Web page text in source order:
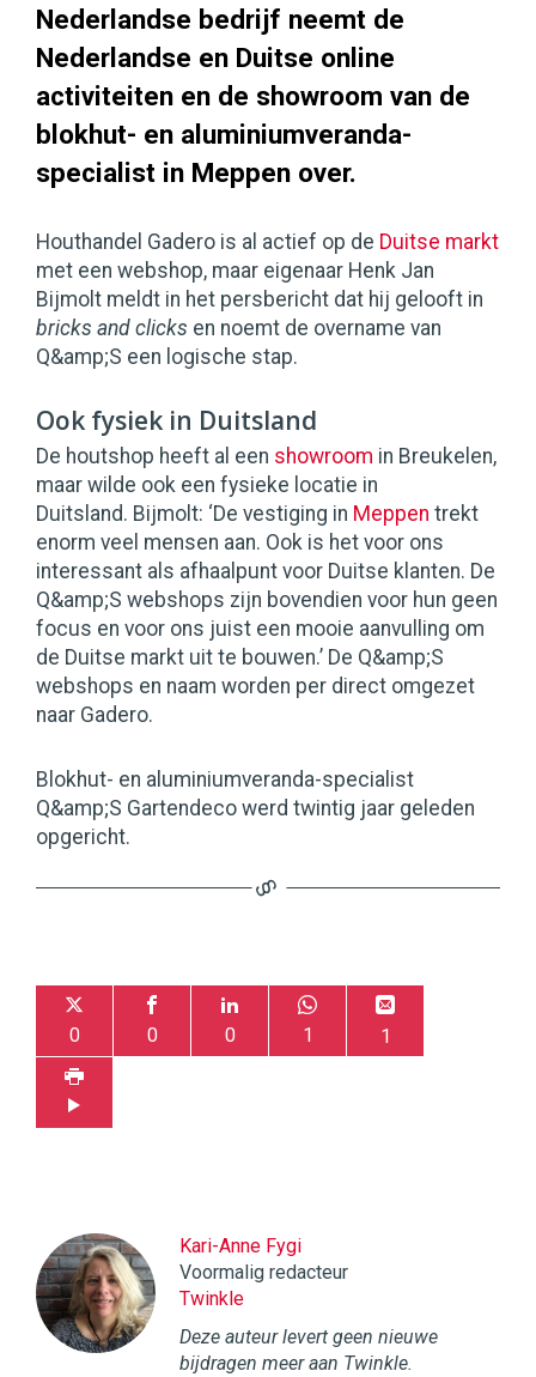
Nederlandse bedrijf neemt de
Nederlandse en Duitse online
activiteiten en de showroom van de
blokhut- en aluminiumveranda-
specialist in Meppen over.
Houthandel Gadero is al actief op de Duitse markt
met een webshop, maar eigenaar Henk Jan
Bijmolt meldt in het persbericht dat hij gelooft in
bricks and clicks en noemt de overname van
Q&amp;S een logische stap.
Ook fysiek in Duitsland
De houtshop heeft al een showroom in Breukelen,
maar wilde ook een fysieke locatie in
Duitsland. Bijmolt: ‘De vestiging in Meppen trekt
enorm veel mensen aan. Ook is het voor ons
interessant als afhaalpunt voor Duitse klanten. De
Q&amp;S webshops zijn bovendien voor hun geen
focus en voor ons juist een mooie aanvulling om
de Duitse markt uit te bouwen.’ De Q&amp;S
webshops en naam worden per direct omgezet
naar Gadero.
Blokhut- en aluminiumveranda-specialist
Q&amp;S Gartendeco werd twintig jaar geleden
opgericht.
0 0 0 1 1
Kari-Anne Fygi
Voormalig redacteur
Twinkle
Deze auteur levert geen nieuwe
bijdragen meer aan Twinkle.